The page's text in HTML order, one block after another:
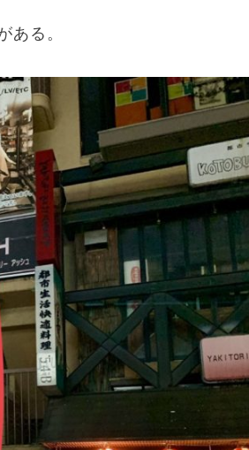
ある。